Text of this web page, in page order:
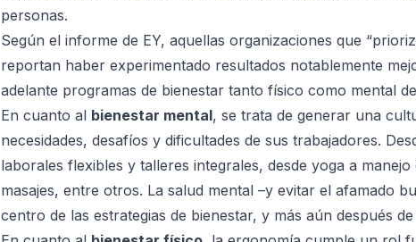
personas.
Según el informe de EY, aquellas organizaciones que
reportan haber experimentado resultados notablemente
adelante programas de bienestar tanto físico como mental
En cuanto al bienestar mental, se trata de generar una
necesidades, desafíos y dificultades de sus trabajadores.
laborales flexibles y talleres integrales, desde yoga a
masajes, entre otros. La salud mental –y evitar el afamado
centro de las estrategias de bienestar, y más aún después